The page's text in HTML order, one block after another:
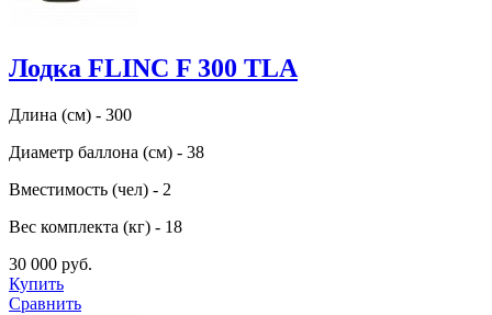
Лодка FLINC F 300 TLA
Длина (см) - 300
Диаметр баллона (см) - 38
Вместимость (чел) - 2
Вес комплекта (кг) - 18
30 000 руб.
Купить
Сравнить